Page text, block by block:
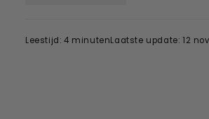
Leestijd: 4 minutenLaatste update: 12